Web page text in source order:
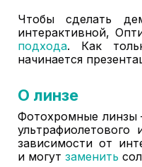
Чтобы сделать
интерактивной,
подхода. Как
начинается
О линзе
Фотохромные линзы
зависимости от
и могут заменить